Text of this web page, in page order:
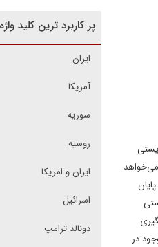
می‌خواهد
در
پر کاربرد ترین کلید
ایران
آمریکا
سوریه
روسیه
ایران و امریکا
اسرائیل
دونالد ترامپ